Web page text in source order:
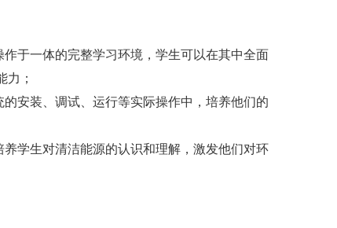
于一体的完整学习环境，学生可以在其中全面
力；
安装、调试、运行等实际操作中，培养他们的
学生对清洁能源的认识和理解，激发他们对环